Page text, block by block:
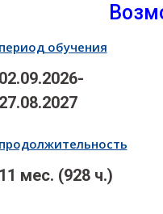
период обучения
02.09.2026-
27.08.2027
продолжительность
11 мес. (928 ч.)